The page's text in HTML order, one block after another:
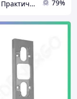
Bizon - Практичні рішення для дому та саду! 79%